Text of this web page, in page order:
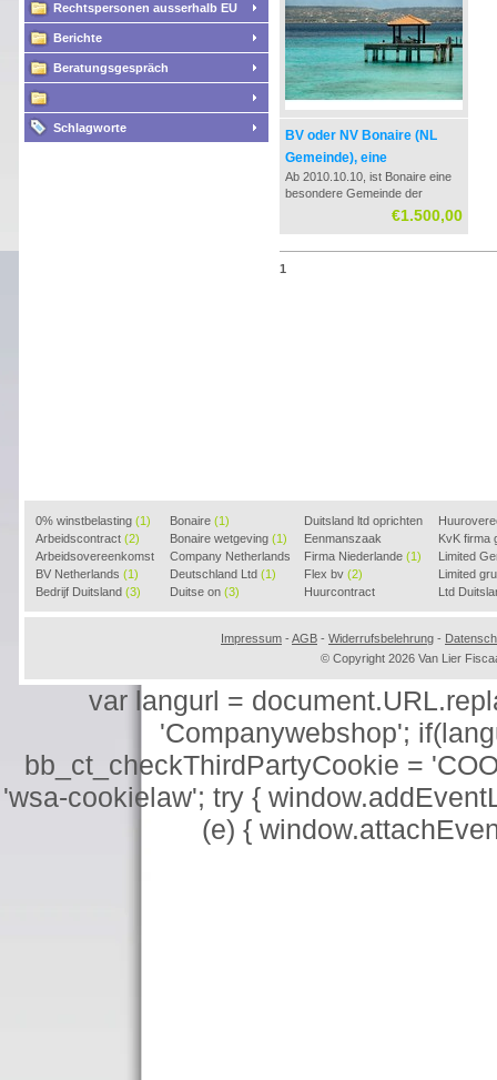
Rechtspersonen ausserhalb EU
Berichte
Beratungsgespräch
Schlagworte
BV oder NV Bonaire (NL
Gemeinde), eine
vollständige Bildung und
Beratung
Ab 2010.10.10, ist Bonaire eine
besondere Gemeinde der
Niederlande. Diese Gemeinde
hat seinen eigenen Steuersatz
dieser Gewinne wird versteuert
€1.500,00
1
0% winstbelasting (1)
Arbeidscontract (2)
Arbeidsovereenkomst
(2)
BV Netherlands (1)
Bedrijf Duitsland (3)
Bonaire (1)
Bonaire wetgeving (1)
Company Netherlands
(1)
Deutschland Ltd (1)
Duitse on (3)
Duitsland ltd oprichten
(2)
Eenmanszaak
beginnen(1)
Firma Niederlande (1)
Flex bv (2)
Huurcontract
voorbeeld(3)
KvK firma
Limited
Limited
Ltd
Impressum - AGB - Widerrufsbelehrung -
© Copyright 2026 Van Lier
var langurl =
'Companywebshop';
bb_ct_checkThirdPartyCookie =
'wsa-cookielaw'; try {
(e) {